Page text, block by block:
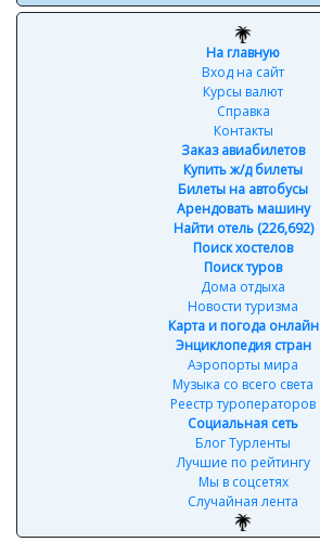
На главную
Вход на сайт
Курсы валют
Справка
Контакты
Заказ авиабилетов
Купить ж/д билеты
Билеты на автобусы
Арендовать машину
Найти отель (226,692)
Поиск хостелов
Поиск туров
Дома отдыха
Новости туризма
Карта и погода онлайн
Энциклопедия стран
Аэропорты мира
Музыка со всего света
Реестр туроператоров
Социальная сеть
Блог Турленты
Лучшие по рейтингу
Мы в соцсетях
Случайная лента